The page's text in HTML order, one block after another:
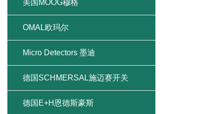
美国MOOG穆格
OMAL欧玛尔
Micro Detectors 墨迪
德国SCHMERSAL施迈赛开关
德国E+H恩德斯豪斯